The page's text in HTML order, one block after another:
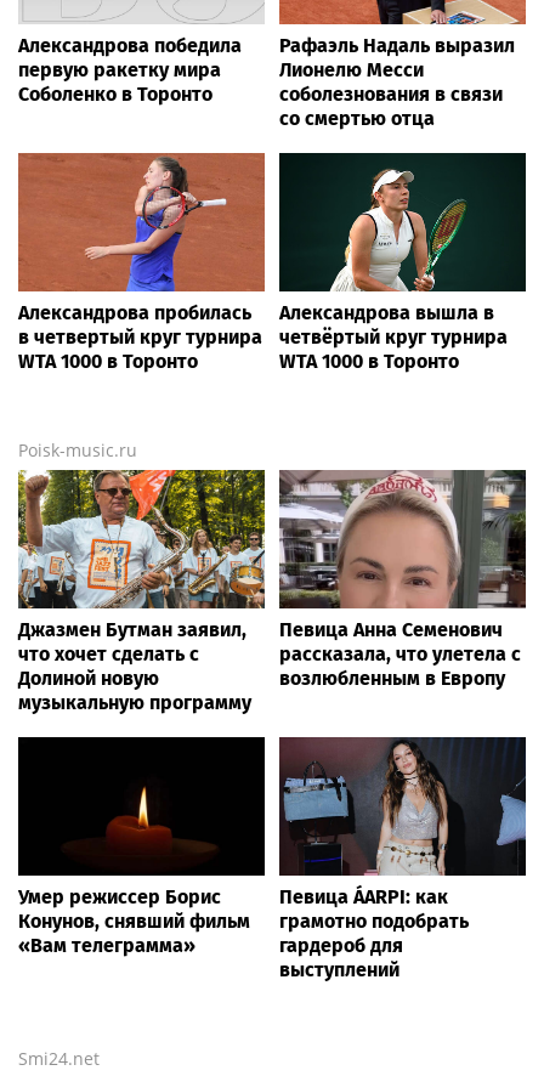
Александрова победила
первую ракетку мира
Соболенко в Торонто
Рафаэль Надаль выразил
Лионелю Месси
соболезнования в связи
со смертью отца
Александрова пробилась
в четвертый круг турнира
WTA 1000 в Торонто
Александрова вышла в
четвёртый круг турнира
WTA 1000 в Торонто
Poisk-music.ru
Джазмен Бутман заявил,
что хочет сделать с
Долиной новую
музыкальную программу
Певица Анна Семенович
рассказала, что улетела с
возлюбленным в Европу
Умер режиссер Борис
Конунов, снявший фильм
«Вам телеграмма»
Певица ÁARPI: как
грамотно подобрать
гардероб для
выступлений
Smi24.net